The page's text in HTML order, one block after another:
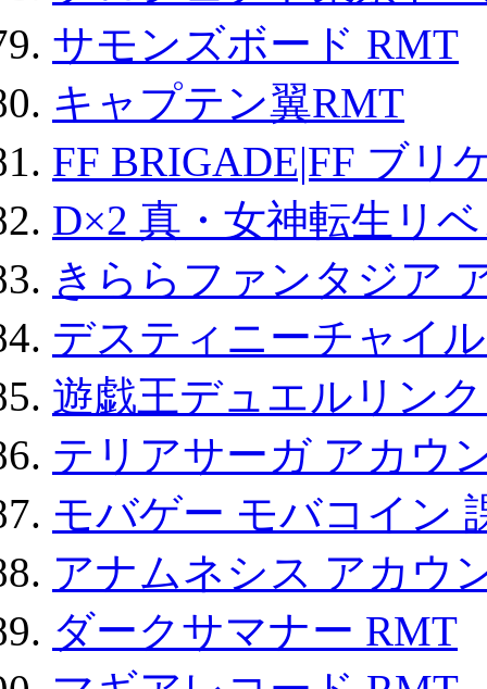
サモンズボード RMT
キャプテン翼RMT
FF BRIGADE|FF ブリ
D×2 真・女神転生リ
きららファンタジア
デスティニーチャイ
遊戯王デュエルリン
テリアサーガ アカウ
モバゲー モバコイン
アナムネシス アカウ
ダークサマナー RMT